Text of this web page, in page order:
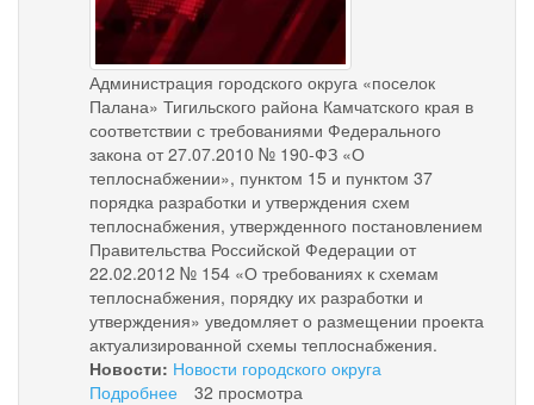
Администрация городского округа «поселок
Палана» Тигильского района Камчатского края в
соответствии с требованиями Федерального
закона от 27.07.2010 № 190-ФЗ «О
теплоснабжении», пунктом 15 и пунктом 37
порядка разработки и утверждения схем
теплоснабжения, утвержденного постановлением
Правительства Российской Федерации от
22.02.2012 № 154 «О требованиях к схемам
теплоснабжения, порядку их разработки и
утверждения» уведомляет о размещении проекта
актуализированной схемы теплоснабжения.
Новости: Новости городского округа
Подробнее
32 просмотра